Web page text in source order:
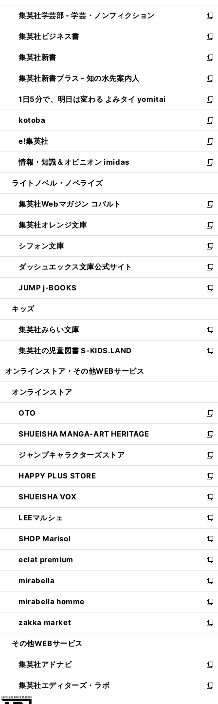
開
く
ウ
で
開
く
ン
ド
ウ
で
開
く
ウ
ィ
ン
ド
ウ
で
開
く
集英社学芸部 - 学芸・ノンフィクション
新
し
い
ウ
ィ
ン
ド
ウ
で
開
く
集英社ビジネス書
新
し
い
ウ
ィ
ン
ド
ウ
で
開
く
集英社新書
新
し
い
ウ
ィ
ン
ド
ウ
で
開
く
集英社新書プラス - 知の水先案内人
新
し
い
ウ
ィ
ン
ド
ウ
で
開
1日5分で、明日は変わる よみタイ yomitai
新
し
い
ウ
ィ
ン
ド
ウ
開
く
kotoba
新
し
い
ウ
ィ
ン
ウ
で
開
く
e!集英社
新
し
い
ウ
ン
ド
ウ
で
開
く
情報・知識＆オピニオン imidas
新
し
ウ
ィ
ン
ド
ウ
で
開
く
ライトノベル・ノベライズ
集英社Webマガジン コバルト
新
し
い
ウ
ィ
ン
ド
ウ
で
開
集英社オレンジ文庫
新
し
い
ウ
ィ
ン
ド
ウ
開
く
シフォン文庫
新
し
い
ウ
ィ
ン
ウ
で
開
く
ダッシュエックス文庫公式サイト
新
し
い
ウ
ン
ド
ウ
で
JUMP j-BOOKS
新
し
ウ
ィ
ン
ド
開
キッズ
集英社みらい文庫
新
し
い
ン
ウ
で
開
く
集英社の児童図書 S-KIDS.LAND
新
ウ
ン
ド
ウ
で
開
く
オンラインストア・ その他WEBサービス
オンラインストア
OTO
新
し
い
ウ
ィ
ン
ド
ウ
で
開
く
SHUEISHA MANGA-ART HERITAGE
新
し
い
ウ
ィ
ン
ド
ウ
で
開
く
ジャンプキャラクターズストア
新
し
い
ウ
ィ
ン
ド
ウ
で
開
く
HAPPY PLUS STORE
新
し
い
ウ
ィ
ン
ド
ウ
で
開
く
SHUEISHA VOX
新
し
い
ウ
ィ
ン
ド
ウ
で
開
く
LEEマルシェ
新
し
い
ウ
ィ
ン
ド
ウ
で
開
く
SHOP Marisol
新
し
い
ウ
ィ
ン
ド
ウ
で
開
eclat premium
新
し
い
ウ
ィ
ン
ド
ウ
開
く
mirabella
新
し
い
ウ
ィ
ン
ウ
で
開
く
mirabella homme
新
し
い
ウ
ン
ド
ウ
で
zakka market
新
し
ウ
ィ
ン
ド
その他WEBサービス
集英社アドナビ
新
し
い
集英社エディターズ・ラボ
新